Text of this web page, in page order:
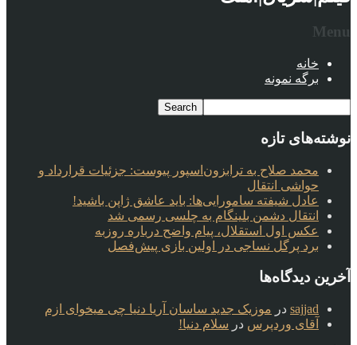
Menu
خانه
برگه نمونه
نوشته‌های تازه
محمد صلاح به ترابزون‌اسپور پیوست: جزئیات قرارداد و
حواشی انتقال
عادل شیفته سامورایی‌ها: باید عاشق ژاپن باشید!
انتقال دشمن بلینگام به چلسی رسمی شد
عکس اول استقلال، پیام واضح درباره روزبه
برد پرگل نساجی در اولین بازی پیش‌فصل
آخرین دیدگاه‌ها
sajjad در موزیک جدید ساسان آریا دنیا چی میخوای ازم
آقای وردپرس در سلام دنیا!